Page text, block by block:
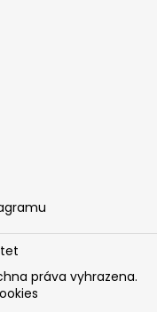
práva vyhrazena.